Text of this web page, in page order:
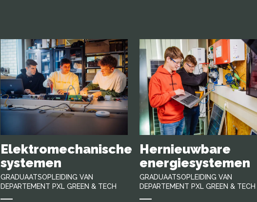
Elektromechanische
systemen
GRADUAATSOPLEIDING VAN
DEPARTEMENT PXL GREEN & TECH
Hernieuwbare
energiesystemen
GRADUAATSOPLEIDING VAN
DEPARTEMENT PXL GREEN & TECH